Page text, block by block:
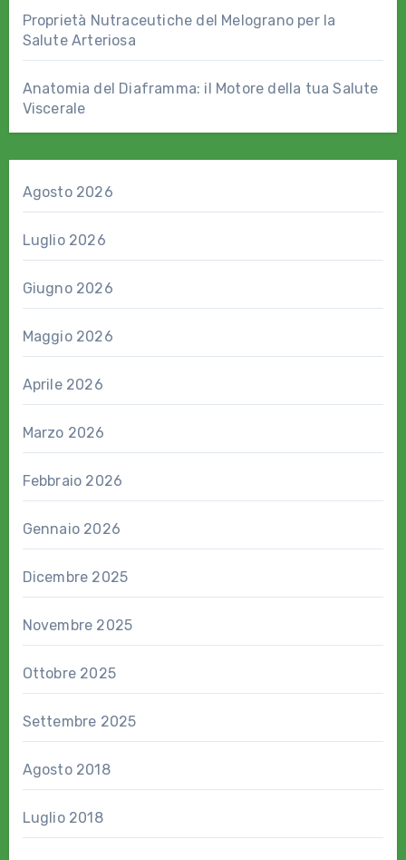
Proprietà Nutraceutiche del Melograno per la
Salute Arteriosa
Anatomia del Diaframma: il Motore della tua Salute
Viscerale
Agosto 2026
Luglio 2026
Giugno 2026
Maggio 2026
Aprile 2026
Marzo 2026
Febbraio 2026
Gennaio 2026
Dicembre 2025
Novembre 2025
Ottobre 2025
Settembre 2025
Agosto 2018
Luglio 2018